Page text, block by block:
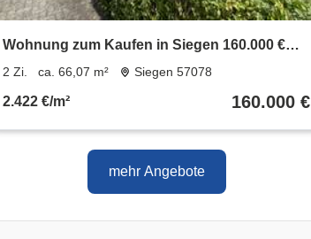
Wohnung zum Kaufen in Siegen 160.000 €
66.07 m²
2 Zi. ca. 66,07 m² Siegen 57078
2.422 €/m² 160.000 €
mehr Angebote